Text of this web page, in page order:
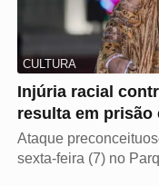
CULTURA
Injúria racial
resulta em prisão
Ataque
sexta-feira (7) no